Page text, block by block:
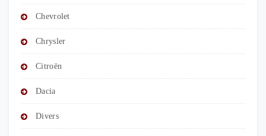
Chevrolet
Chrysler
Citroën
Dacia
Divers